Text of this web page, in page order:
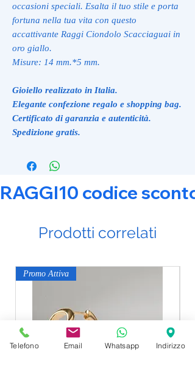
occasioni speciali. Esalta il tuo stile e porta
fortuna nella tua vita con questo
accattivante Raggi Ciondolo Scacciaguai in
oro giallo.
Misure: 14 mm.*5 mm.
Gioiello realizzato in Italia.
Elegante confezione regalo e shopping bag.
Certificato di garanzia e autenticità.
Spedizione gratis.
RAGGI10 codice
Prodotti correlati
Promo Attiva
Telefono Email Whatsapp Indirizzo